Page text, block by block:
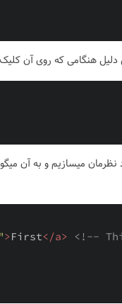
> First</a>
<!--